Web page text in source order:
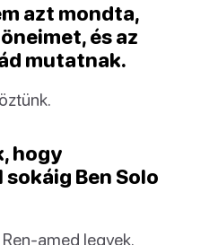
azt mondta,
és az
mutatnak.
hogy
Ben Solo
amed legyek.